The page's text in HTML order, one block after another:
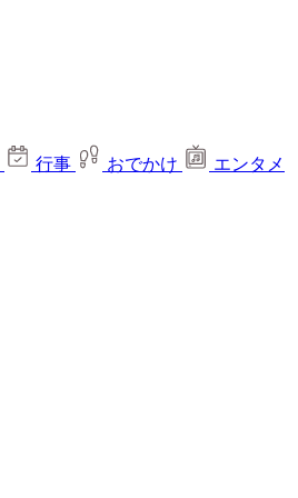
行事 おでかけ
エンタメ